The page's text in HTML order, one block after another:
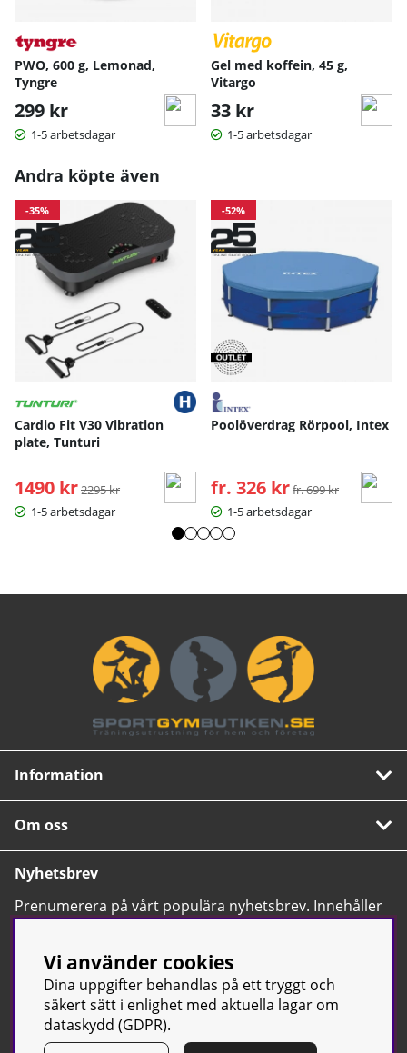
PWO, 600 g, Lemonad,
Tyngre
299 kr
1-5 arbetsdagar
Gel med koffein, 45 g,
Vitargo
33 kr
1-5 arbetsdagar
Andra köpte även
-35%
Cardio Fit V30 Vibration
plate, Tunturi
1490 kr Ordinarie pris:
2295 kr
1-5 arbetsdagar
-52%
Poolöverdrag Rörpool, Intex
fr. 326 kr Ordinarie pris:
fr. 699 kr
1-5 arbetsdagar
Information
Om oss
Nyhetsbrev
Prenumerera på vårt populära nyhetsbrev. Innehåller
tips, nyheter och våra allra bästa erbjudanden.
Vi använder cookies
Dina uppgifter behandlas på ett tryggt och
säkert sätt i enlighet med aktuella lagar om
dataskydd (GDPR).